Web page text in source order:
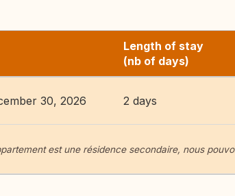
Length of stay
(nb of days)
30, 2026 2 days
est une résidence secondaire, nous